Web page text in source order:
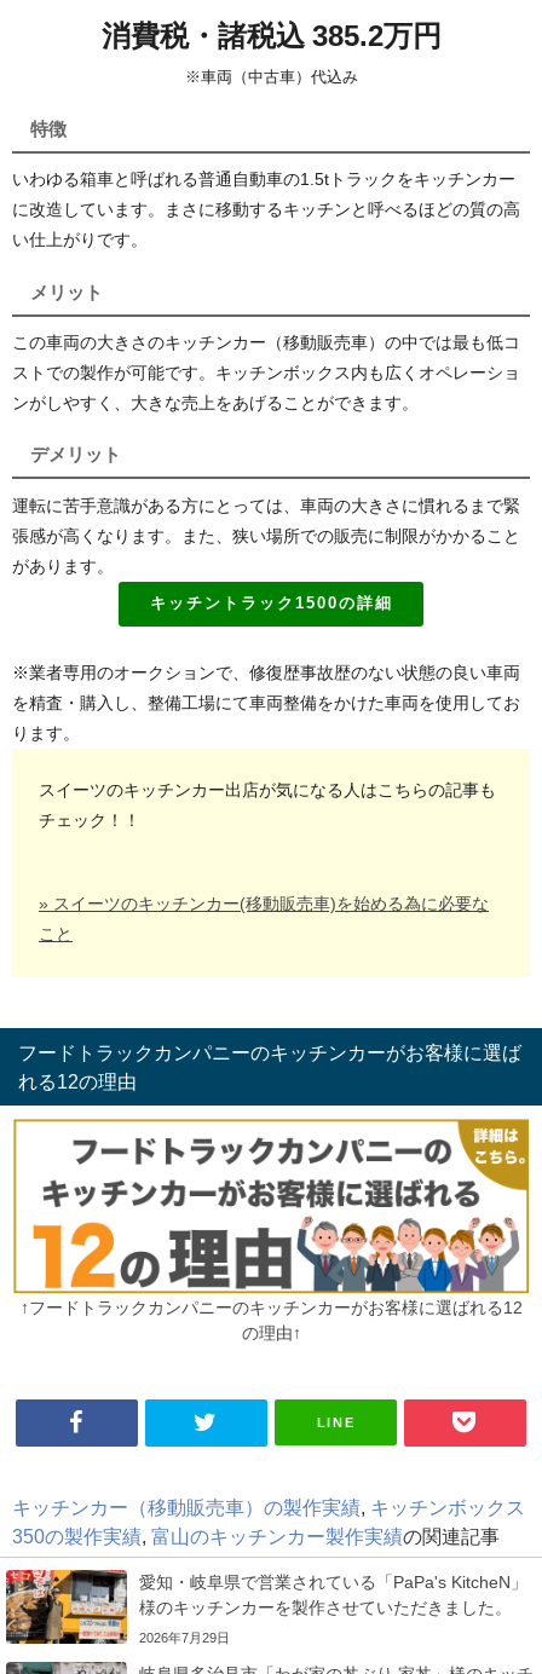
消費税・諸税込 385.2万円
※車両（中古車）代込み
特徴
いわゆる箱車と呼ばれる普通自動車の1.5tトラックをキッチンカー
に改造しています。まさに移動するキッチンと呼べるほどの質の高
い仕上がりです。
メリット
この車両の大きさのキッチンカー（移動販売車）の中では最も低コ
ストでの製作が可能です。キッチンボックス内も広くオペレーショ
ンがしやすく、大きな売上をあげることができます。
デメリット
運転に苦手意識がある方にとっては、車両の大きさに慣れるまで緊
張感が高くなります。また、狭い場所での販売に制限がかかること
があります。
キッチントラック1500の詳細
※業者専用のオークションで、修復歴事故歴のない状態の良い車両
を精査・購入し、整備工場にて車両整備をかけた車両を使用してお
ります。
スイーツのキッチンカー出店が気になる人はこちらの記事も
チェック！！
» スイーツのキッチンカー(移動販売車)を始める為に必要な
こと
フードトラックカンパニーのキッチンカーがお客様に選ば
れる12の理由
↑フードトラックカンパニーのキッチンカーがお客様に選ばれる12
の理由↑
LINE
キッチンカー（移動販売車）の製作実績 キッチンボックス
350の製作実績 富山のキッチンカー製作実績の関連記事
愛知・岐阜県で営業されている「PaPa's KitcheN」
様のキッチンカーを製作させていただきました。
2026年7月29日